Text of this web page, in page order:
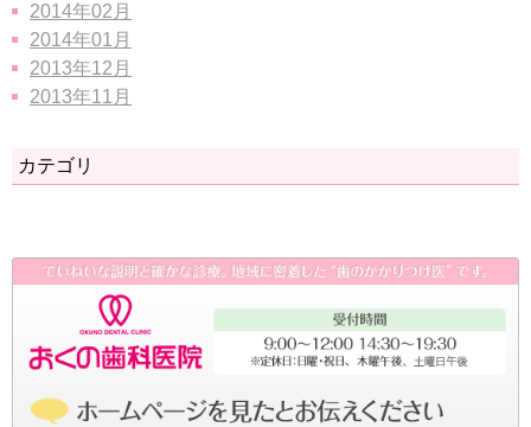
2014年02月
2014年01月
2013年12月
2013年11月
カテゴリ